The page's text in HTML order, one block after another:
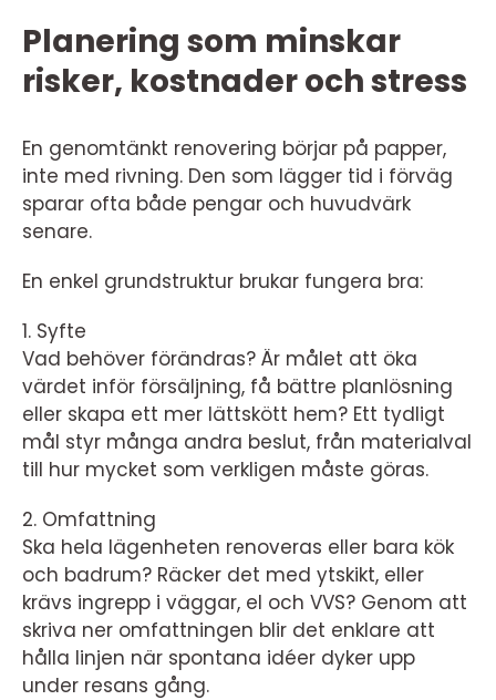
Planering som minskar
risker, kostnader och stress
En genomtänkt renovering börjar på papper,
inte med rivning. Den som lägger tid i förväg
sparar ofta både pengar och huvudvärk
senare.
En enkel grundstruktur brukar fungera bra:
1. Syfte
Vad behöver förändras? Är målet att öka
värdet inför försäljning, få bättre planlösning
eller skapa ett mer lättskött hem? Ett tydligt
mål styr många andra beslut, från materialval
till hur mycket som verkligen måste göras.
2. Omfattning
Ska hela lägenheten renoveras eller bara kök
och badrum? Räcker det med ytskikt, eller
krävs ingrepp i väggar, el och VVS? Genom att
skriva ner omfattningen blir det enklare att
hålla linjen när spontana idéer dyker upp
under resans gång.